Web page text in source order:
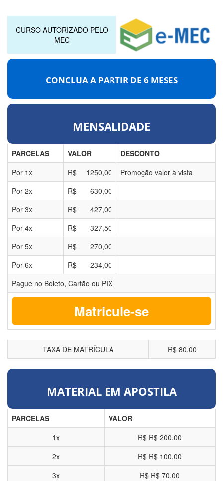
CURSO AUTORIZADO PELO
MEC
CONCLUA A PARTIR DE 6 MESES
MENSALIDADE
PARCELAS VALOR
DESCONTO
Por 1x R$ 1250,00
Promoção valor à vista
Por 2x R$
630,00
Por 3x R$
427,00
Por 4x R$
327,50
Por 5x R$
270,00
Por 6x R$
234,00
Pague no Boleto, Cartão ou PIX
Matricule-se
TAXA DE MATRÍCULA R$ 80,00
MATERIAL EM APOSTILA
PARCELAS
VALOR
1x
R$ R$ 200,00
2x
R$ R$ 100,00
3x
R$ R$ 70,00